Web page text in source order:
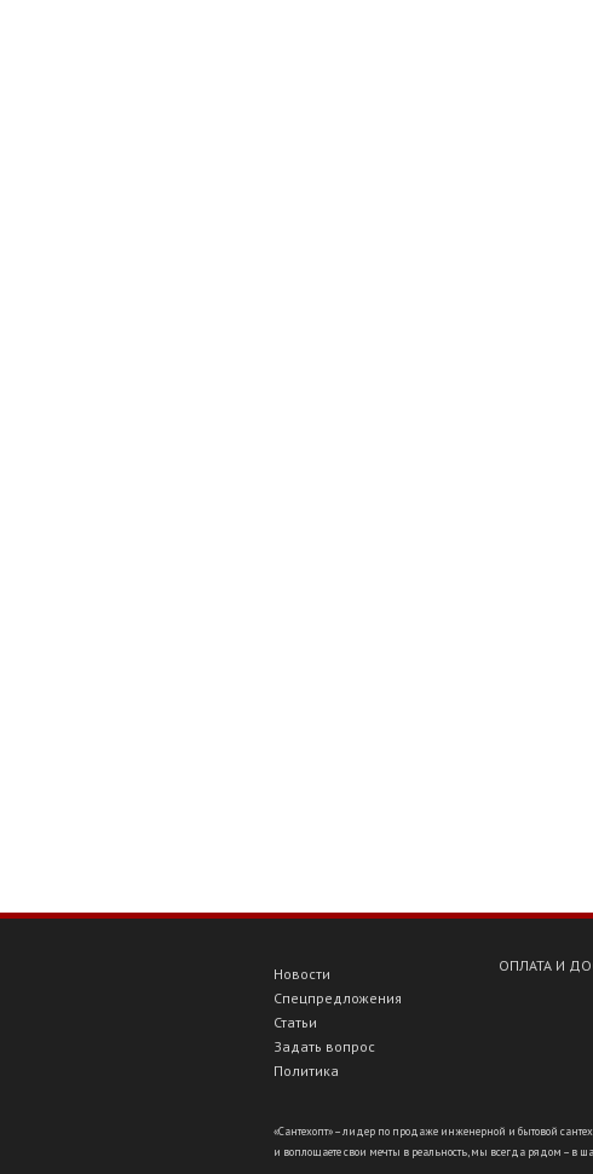
Новости
Спецпредложения
Статьи
Задать вопрос
Политика
ОПЛАТА И
«Сантехопт» – лидер по продаже инженерной и бытовой
и воплощаете свои мечты в реальность, мы всегда рядом – в